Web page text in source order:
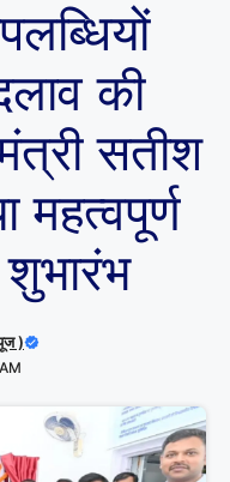
की
सतीश
महत्वपूर्ण
)